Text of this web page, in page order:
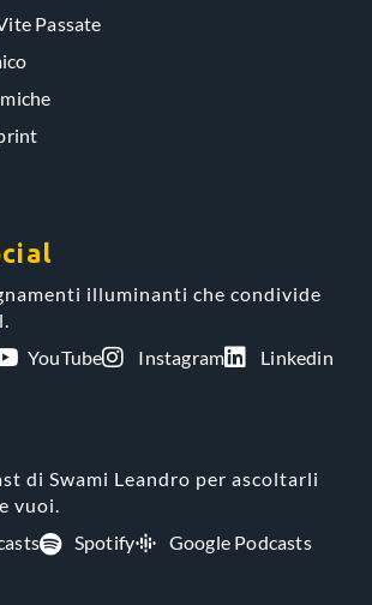
Passate
illuminanti che condivide
YouTube Instagram Linkedin
di Swami Leandro per ascoltarli
vuoi.
Spotify Google Podcasts